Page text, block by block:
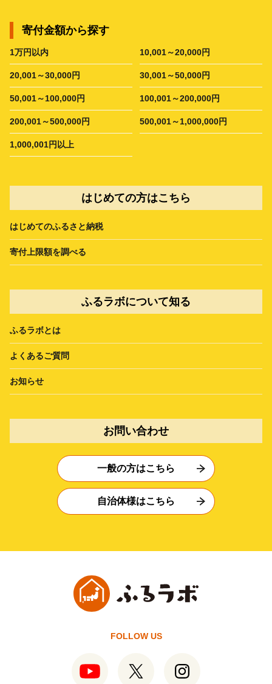
寄付金額から探す
1万円以内 10,001～20,000円
20,001～30,000円 30,001～50,000円
50,001～100,000円 100,001～200,000円
200,001～500,000円 500,001～1,000,000円
1,000,001円以上
はじめての方はこちら
はじめてのふるさと納税
寄付上限額を調べる
ふるラボについて知る
ふるラボとは
よくあるご質問
お知らせ
お問い合わせ
一般の方はこちら
自治体様はこちら
FOLLOW US